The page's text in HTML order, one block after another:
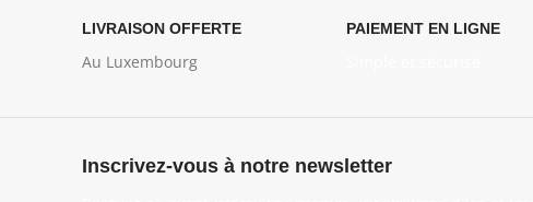
LIVRAISON OFFERTE
Au Luxembourg
PAIEMENT EN LIGNE
Inscrivez-vous à notre newsletter